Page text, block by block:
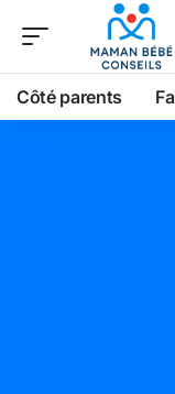
Côté parents